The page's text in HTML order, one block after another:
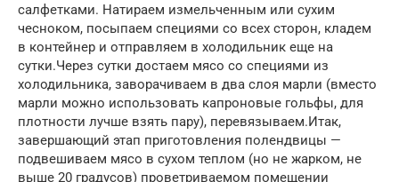
салфетками. Натираем измельченным или сухим
чесноком, посыпаем специями со всех сторон, кладем
в контейнер и отправляем в холодильник еще на
сутки.Через сутки достаем мясо со специями из
холодильника, заворачиваем в два слоя марли (вместо
марли можно использовать капроновые гольфы, для
плотности лучше взять пару), перевязываем.Итак,
завершающий этап приготовления полендвицы —
подвешиваем мясо в сухом теплом (но не жарком, не
выше 20 градусов) проветриваемом помещении